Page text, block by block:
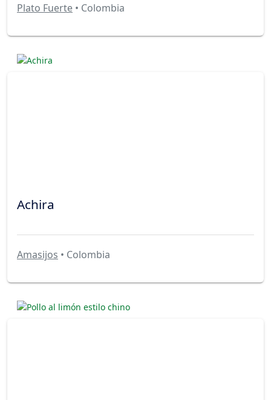
Plato Fuerte • Colombia
Achira
Amasijos • Colombia